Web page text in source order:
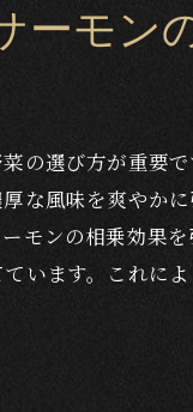
人気レシピを紹介
カルパッチョの味と
とともに楽しむ富
感じる絶景レスト
ーモンの絶妙な組
と楽しむサーモン
ーモン
の選び方が重要
な風味を爽やか
モンの相乗効果
います。これに